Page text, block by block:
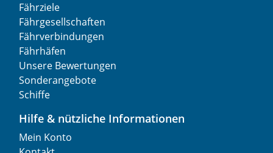
Fährziele
Fährgesellschaften
Fährverbindungen
Fährhäfen
Unsere Bewertungen
Sonderangebote
Schiffe
Hilfe & nützliche Informationen
Mein Konto